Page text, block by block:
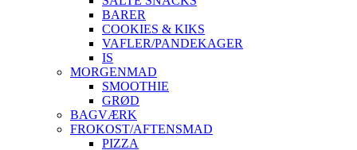
BARER
COOKIES & KIKS
VAFLER/PANDEKAGER
IS
MORGENMAD
SMOOTHIE
GRØD
BAGVÆRK
FROKOST/AFTENSMAD
PIZZA